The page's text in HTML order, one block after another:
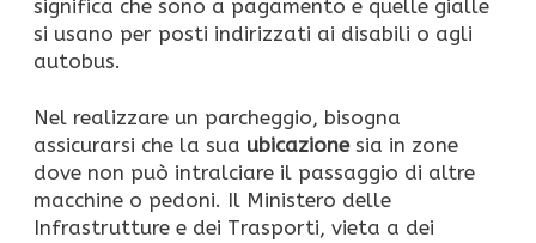
significa che sono a pagamento e quelle gialle
si usano per posti indirizzati ai disabili o agli
autobus.
Nel realizzare un parcheggio, bisogna
assicurarsi che la sua ubicazionesia in zone
dove non può intralciare il passaggio di altre
macchine o pedoni. Il Ministero delle
Infrastrutture e dei Trasporti, vieta a dei